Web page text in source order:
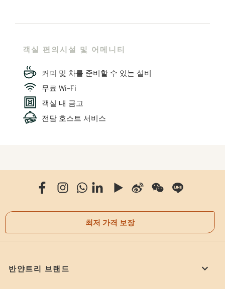
객실 편의시설 및 어메니티
커피 및 차를 준비할 수 있는 설비
무료 Wi-Fi
객실 내 금고
전담 호스트 서비스
최저 가격 보장
반얀트리 브랜드